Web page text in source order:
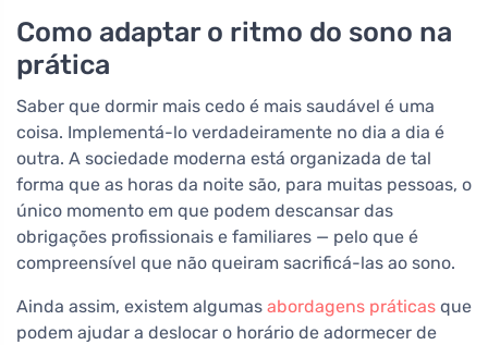
Como adaptar o ritmo do sono na
prática
Saber que dormir mais cedo é mais saudável é uma
coisa. Implementá-lo verdadeiramente no dia a dia é
outra. A sociedade moderna está organizada de tal
forma que as horas da noite são, para muitas pessoas, o
único momento em que podem descansar das
obrigações profissionais e familiares — pelo que é
compreensível que não queiram sacrificá-las ao sono.
Ainda assim, existem algumas abordagens práticas que
podem ajudar a deslocar o horário de adormecer de